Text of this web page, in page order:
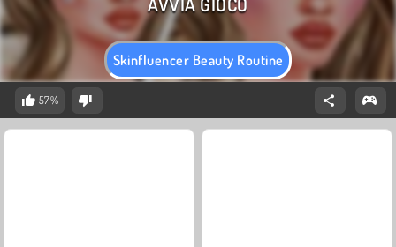
Skinfluencer Beauty Routine
57%